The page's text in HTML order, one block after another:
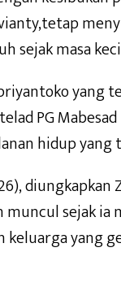
sejak masa
yang
PG
hidup
sejak ia
yang